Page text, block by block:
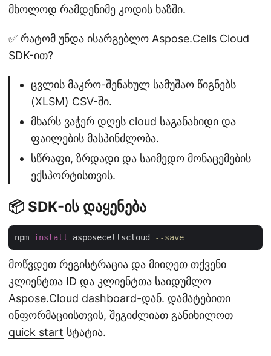
მხოლოდ რამდენიმე კოდის ხაზში.
✅ რატომ უნდა ისარგებლო Aspose.Cells Cloud
SDK-ით?
ცვლის მაკრო-შენახულ სამუშაო წიგნებს
(XLSM) CSV-ში.
მხარს ვაჭერ დღეს cloud საგანახიდი და
ფაილების მასპინძლობა.
სწრაფი, ზრდადი და საიმედო მონაცემების
ექსპორტისთვის.
📦 SDK-ის დაყენება
npm install asposecellscloud --save
მოწვდეთ რეგისტრაცია და მიიღეთ თქვენი
კლიენტთა ID და კლიენტთა საიდუმლო
Aspose.Cloud dashboard-დან. დამატებითი
ინფორმაციისთვის, შეგიძლიათ განიხილოთ
quick start სტატია.